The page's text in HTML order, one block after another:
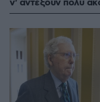
ν' αντέξουν πολύ